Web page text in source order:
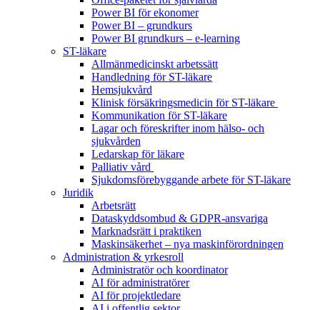
Power BI för ekonomer
Power BI – grundkurs
Power BI grundkurs – e-learning
ST-läkare
Allmänmedicinskt arbetssätt
Handledning för ST-läkare
Hemsjukvård
Klinisk försäkringsmedicin för ST-läkare
Kommunikation för ST-läkare
Lagar och föreskrifter inom hälso- och
sjukvården
Ledarskap för läkare
Palliativ vård
Sjukdomsförebyggande arbete för ST-läkare
Juridik
Arbetsrätt
Dataskyddsombud & GDPR-ansvariga
Marknadsrätt i praktiken
Maskinsäkerhet – nya maskinförordningen
Administration & yrkesroll
Administratör och koordinator
AI för administratörer
AI för projektledare